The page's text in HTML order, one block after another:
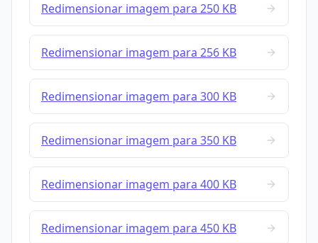
Redimensionar imagem para 250 KB
Redimensionar imagem para 256 KB
Redimensionar imagem para 300 KB
Redimensionar imagem para 350 KB
Redimensionar imagem para 400 KB
Redimensionar imagem para 450 KB